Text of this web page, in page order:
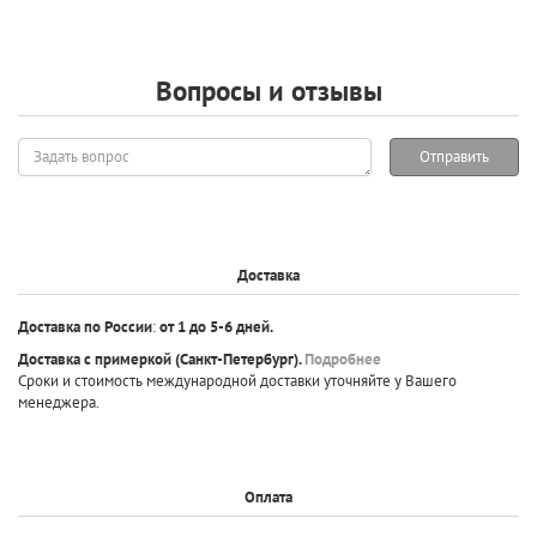
Вопросы и отзывы
Задать
вопрос
Отправить
Доставка
Доставка по России:от 1 до 5-6 дней.
Доставка с примеркой(Санкт-Петербург).Подробнее
Сроки и стоимость международной доставки уточняйте у Вашего
менеджера.
Оплата